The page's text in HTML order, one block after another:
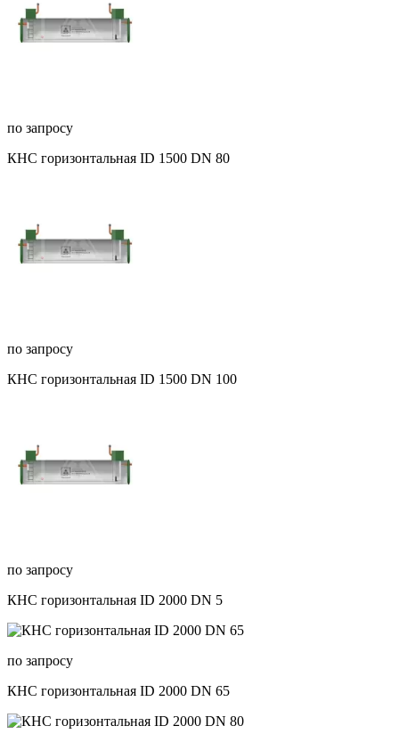
по запросу
КНС горизонтальная ID 1500 DN 80
по запросу
КНС горизонтальная ID 1500 DN 100
по запросу
КНС горизонтальная ID 2000 DN 5
по запросу
КНС горизонтальная ID 2000 DN 65